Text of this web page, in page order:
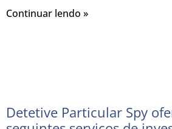
Continuar lendo »
Detetive Particular Spy